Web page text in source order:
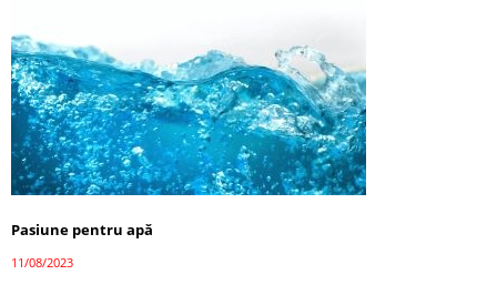
Pasiune pentru apă
11/08/2023